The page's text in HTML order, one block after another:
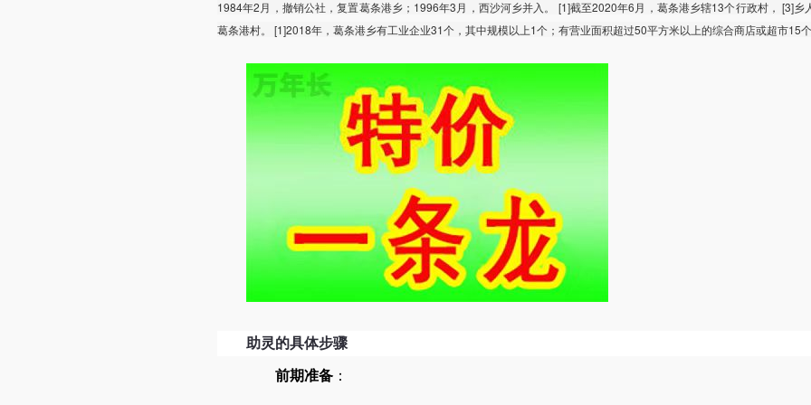
1984年2月，撤销公社，复置葛条港乡；1996年3月，西沙河乡并入。 [1]截至2020年6月，葛条港乡辖13个行政村， [3]乡
葛条港村。 [1]2018年，葛条港乡有工业企业31个，其中规模以上1个；有营业面积超过50平方米以上的综合商店或超市15个
助灵的具体步骤
前期准备 ：